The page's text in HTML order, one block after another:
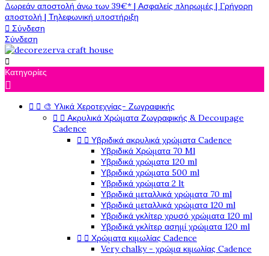
Δωρεάν αποστολή άνω των 39€* | Ασφαλείς πληρωμές | Γρήγορη
αποστολή | Τηλεφωνική υποστήριξη
 Σύνδεση
Σύνδεση

Κατηγορίες

  🎨 Υλικά Χεροτεχνίας- Ζωγραφικής
  Ακρυλικά Χρώματα Ζωγραφικής & Decoupage
Cadence
  Υβριδικά ακρυλικά χρώματα Cadence
Υβριδικά Χρώματα 70 Ml
Υβριδικά χρώματα 120 ml
Υβριδικά χρώματα 500 ml
Υβριδικά χρώματα 2 lt
Υβριδικά μεταλλικά χρώματα 70 ml
Υβριδικά μεταλλικά χρώματα 120 ml
Υβριδικά γκλίτερ χρυσό χρώματα 120 ml
Υβριδικά γκλίτερ ασημί χρώματα 120 ml
  Χρώματα κιμωλίας Cadence
Very chalky - χρώμα κιμωλίας Cadence